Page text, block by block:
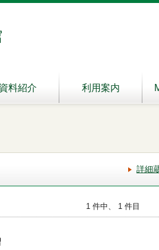
資料紹介 利用案内
詳細
1 件中、 1 件目